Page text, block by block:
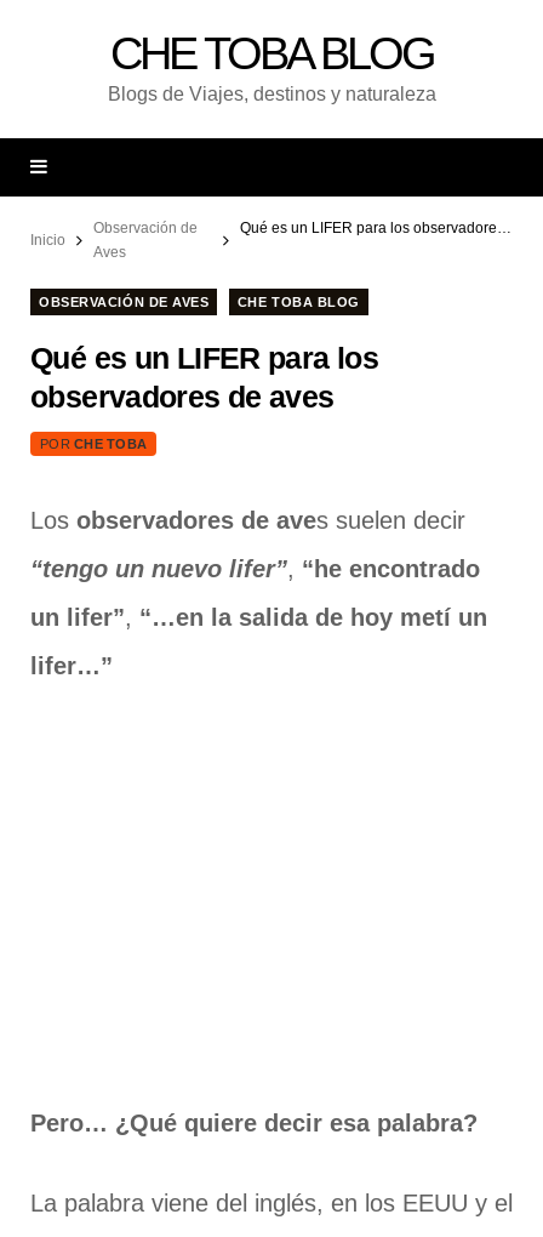
CHE TOBA BLOG
Blogs de Viajes, destinos y naturaleza
Inicio
Observación de
Aves
Qué es un LIFER para los observadores de aves
OBSERVACIÓN DE AVES CHE TOBA BLOG
Qué es un LIFER para los
observadores de aves
POR CHE TOBA
Los observadores de aves suelen decir
“tengo un nuevo lifer”, “he encontrado
un lifer”, “…en la salida de hoy metí un
lifer…”
Pero… ¿Qué quiere decir esa palabra?
La palabra viene del inglés, en los EEUU y el